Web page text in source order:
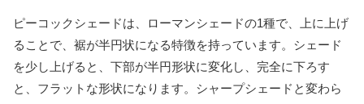
ピーコックシェードは、ローマンシェードの1種で、上に上げ
ることで、裾が半円状になる特徴を持っています。シェード
を少し上げると、下部が半円形状に変化し、完全に下ろす
と、フラットな形状になります。シャープシェードと変わら